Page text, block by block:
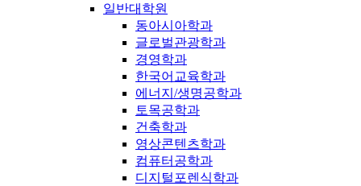
일반대학원
동아시아학과
글로벌관광학과
경영학과
한국어교육학과
에너지/생명공학과
토목공학과
건축학과
영상콘텐츠학과
컴퓨터공학과
디지털포렌식학과